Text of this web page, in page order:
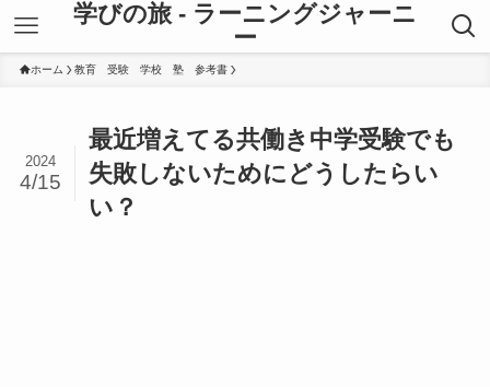
学びの旅 - ラーニングジャーニ
ー
ホーム 教育 受験 学校 塾 参考書
最近増えてる共働き中学受験でも
失敗しないためにどうしたらい
い？
2024
4/15